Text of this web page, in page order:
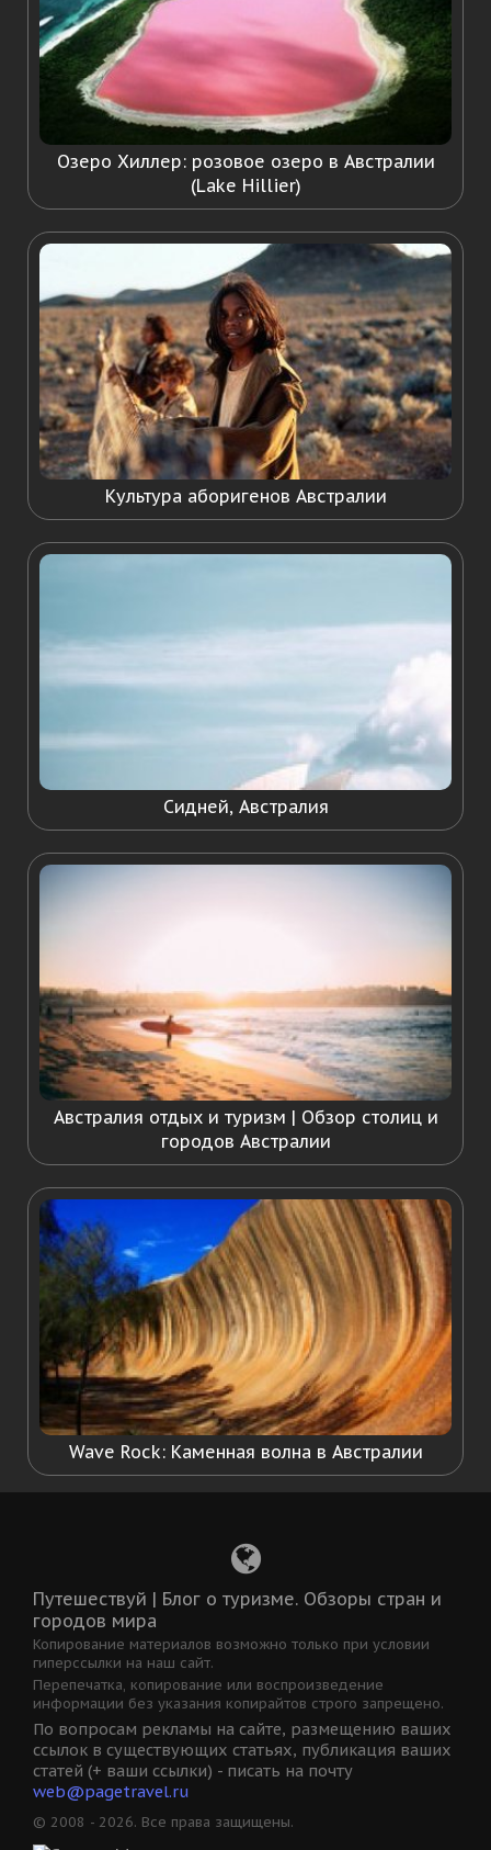
Озеро Хиллер: розовое озеро в Австралии
(Lake Hillier)
Культура аборигенов Австралии
Сидней, Австралия
Австралия отдых и туризм | Обзор столиц и
городов Австралии
Wave Rock: Каменная волна в Австралии
Путешествуй | Блог о туризме. Обзоры стран и
городов мира
Копирование материалов возможно только при условии
гиперссылки на наш сайт.
Перепечатка, копирование или воспроизведение
информации без указания копирайтов строго запрещено.
По вопросам рекламы на сайте, размещению ваших
ссылок в существующих статьях, публикация ваших
статей (+ ваши ссылки) - писать на почту
web@pagetravel.ru
© 2008 - 2026. Все права защищены.